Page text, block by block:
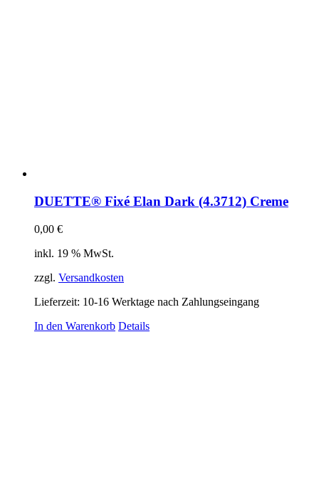
DUETTE® Fixé Elan Dark (4.3712) Creme
0,00 €
inkl. 19 % MwSt.
zzgl. Versandkosten
Lieferzeit: 10-16 Werktage nach Zahlungseingang
In den Warenkorb Details